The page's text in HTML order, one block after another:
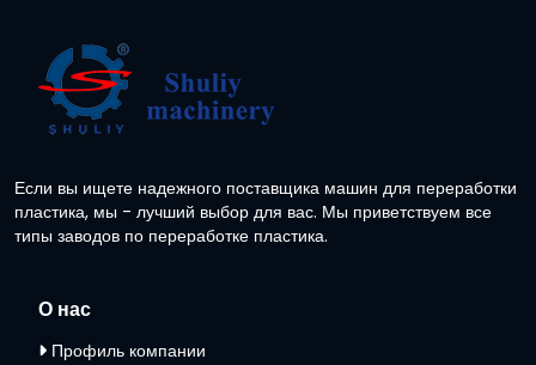
Если вы ищете надежного поставщика машин для переработки
пластика, мы - лучший выбор для вас. Мы приветствуем все
типы заводов по переработке пластика.
О нас
Профиль компании